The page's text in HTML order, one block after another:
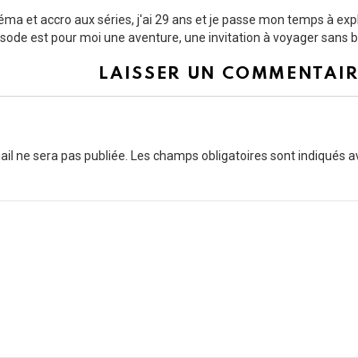
et accro aux séries, j'ai 29 ans et je passe mon temps à
est pour moi une aventure, une invitation à voyager sans
LAISSER UN
ne sera pas publiée. Les champs obligatoires sont indiqués